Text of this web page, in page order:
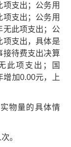
项支出；公务用
支出；公务用
无此项支出；公
项支出，具体是
接待费支出决算
此项支出；国
增加0.00元，上
物量的具体情
。